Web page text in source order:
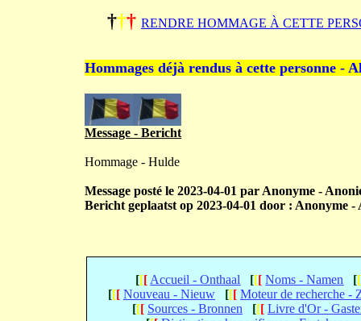
††† RENDRE HOMMAGE À CETTE
Hommages déjà rendus à cette personne -
Message - Bericht
Hommage - Hulde
Message posté le 2023-04-01 par Anonyme -
Bericht geplaatst op 2023-04-01 door : Anonyme -
[[[ Accueil - Onthaal [[[ Noms - Namen [[
[[[ Nouveau - Nieuw [[[ Moteur de recherche -
[[[ Sources - Bronnen [[[ Livre d'Or -